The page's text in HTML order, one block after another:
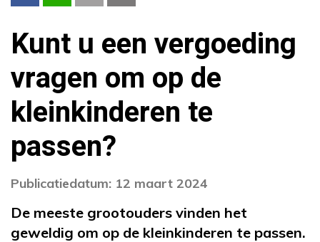
Kunt u een vergoeding
vragen om op de
kleinkinderen te
passen?
Publicatiedatum: 12 maart 2024
De meeste grootouders vinden het
geweldig om op de kleinkinderen te passen.